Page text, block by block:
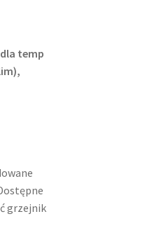
dla temp
grzejnik